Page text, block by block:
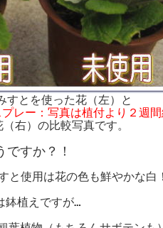
すとを使った花（左）と
レー：写真は植付より２週間
右）の比較写真です。
ですか？！
と使用は花の色も鮮やかな白！
鉢植えですが…